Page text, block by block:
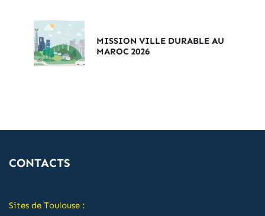
MISSION VILLE DURABLE AU
MAROC 2026
CONTACTS
Sites de Toulouse :